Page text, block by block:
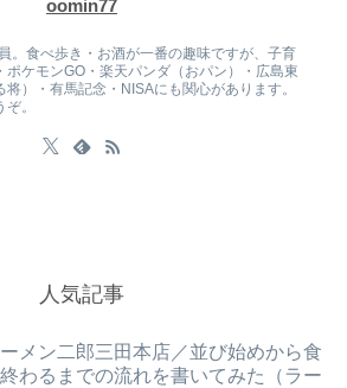
oomin77
。食べ歩き・お酒が一番の趣味ですが、子育
ポケモンGO・楽天パンダ（おパン）・広島東
）・有馬記念・NISAにも関心があります。
。
人気記事
メン二郎三田本店／並び始めから食
わるまでの流れを書いてみた（ラー